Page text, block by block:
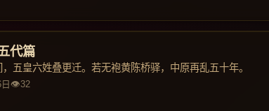
代篇
五皇六姓叠更迁。若无袍黄陈桥驿，中原再乱五十年。
32